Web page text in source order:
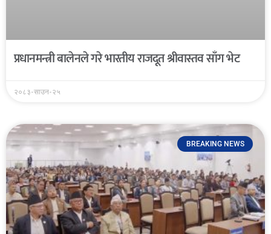
प्रधानमन्त्री बालेनले गरे भारतीय राजदूत श्रीवास्तव साँग भेट
२०८३-साउन-२५
BREAKING NEWS